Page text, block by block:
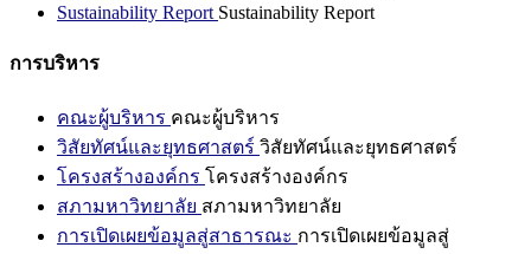
Sustainability Report Sustainability Report
การบริหาร
คณะผู้บริหาร คณะผู้บริหาร
วิสัยทัศน์และยุทธศาสตร์ วิสัยทัศน์และยุทธศาสตร์
โครงสร้างองค์กร โครงสร้างองค์กร
สภามหาวิทยาลัย สภามหาวิทยาลัย
การเปิดเผยข้อมูลสู่สาธารณะ การเปิดเผยข้อมูลสู่